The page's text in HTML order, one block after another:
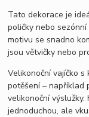
Tato dekorace je
poličky nebo
motivu se snadno
jsou větvičky nebo
Velikonoční vajíčko
potěšení – například
velikonoční výslužky.
jednoduchou, ale